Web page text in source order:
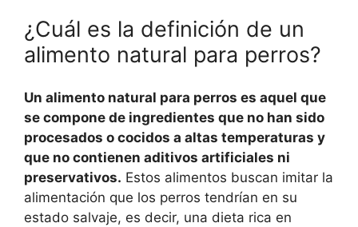
¿Cuál es la definición de un
alimento natural para perros?
Un alimento natural para perros es aquel que
se compone de ingredientes que no han sido
procesados o cocidos a altas temperaturas y
que no contienen aditivos artificiales ni
preservativos. Estos alimentos buscan imitar la
alimentación que los perros tendrían en su
estado salvaje, es decir, una dieta rica en